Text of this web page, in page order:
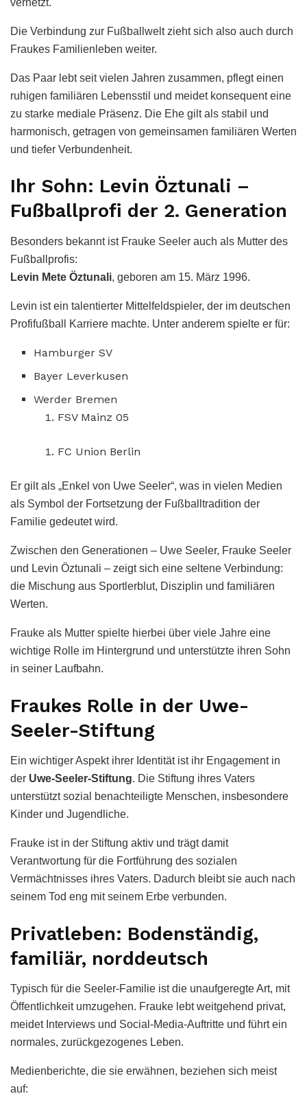
Die Verbindung zur Fußballwelt zieht sich also auch durch
Fraukes Familienleben weiter.
Das Paar lebt seit vielen Jahren zusammen, pflegt einen
ruhigen familiären Lebensstil und meidet konsequent eine
zu starke mediale Präsenz. Die Ehe gilt als stabil und
harmonisch, getragen von gemeinsamen familiären Werten
und tiefer Verbundenheit.
Ihr Sohn: Levin Öztunali –
Fußballprofi der 2. Generation
Besonders bekannt ist Frauke Seeler auch als Mutter des
Fußballprofis:
Levin Mete Öztunali, geboren am 15. März 1996.
Levin ist ein talentierter Mittelfeldspieler, der im deutschen
Profifußball Karriere machte. Unter anderem spielte er für:
Hamburger SV
Bayer Leverkusen
Werder Bremen
FSV Mainz 05
FC Union Berlin
Er gilt als „Enkel von Uwe Seeler“, was in vielen Medien
als Symbol der Fortsetzung der Fußballtradition der
Familie gedeutet wird.
Zwischen den Generationen – Uwe Seeler, Frauke Seeler
und Levin Öztunali – zeigt sich eine seltene Verbindung:
die Mischung aus Sportlerblut, Disziplin und familiären
Werten.
Frauke als Mutter spielte hierbei über viele Jahre eine
wichtige Rolle im Hintergrund und unterstützte ihren Sohn
in seiner Laufbahn.
Fraukes Rolle in der Uwe-
Seeler-Stiftung
Ein wichtiger Aspekt ihrer Identität ist ihr Engagement in
der Uwe-Seeler-Stiftung. Die Stiftung ihres Vaters
unterstützt sozial benachteiligte Menschen, insbesondere
Kinder und Jugendliche.
Frauke ist in der Stiftung aktiv und trägt damit
Verantwortung für die Fortführung des sozialen
Vermächtnisses ihres Vaters. Dadurch bleibt sie auch nach
seinem Tod eng mit seinem Erbe verbunden.
Privatleben: Bodenständig,
familiär, norddeutsch
Typisch für die Seeler-Familie ist die unaufgeregte Art, mit
Öffentlichkeit umzugehen. Frauke lebt weitgehend privat,
meidet Interviews und Social-Media-Auftritte und führt ein
normales, zurückgezogenes Leben.
Medienberichte, die sie erwähnen, beziehen sich meist
auf: